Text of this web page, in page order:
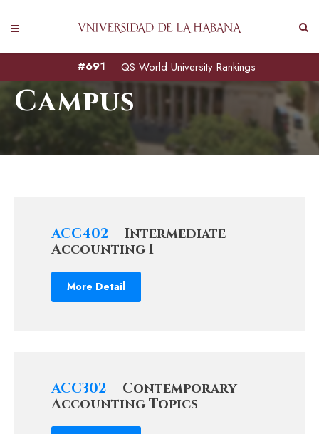
QS World University Rankings
#691
Kingster's 80
Campus
ACC402
Intermediate
Accounting I
More Detail
ACC302
Contemporary
Accounting Topics